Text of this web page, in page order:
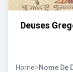
Deuses
Home>Nome De